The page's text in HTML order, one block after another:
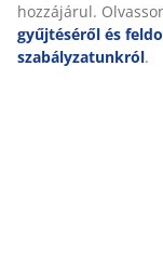
hozzájárul.
gyűjtéséről és
szabályzatunkról.